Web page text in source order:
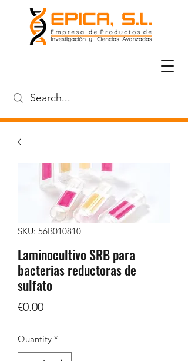
SKU: 56B010810
Laminocultivo SRB para
bacterias reductoras de
sulfato
€0.00Price
Quantity *